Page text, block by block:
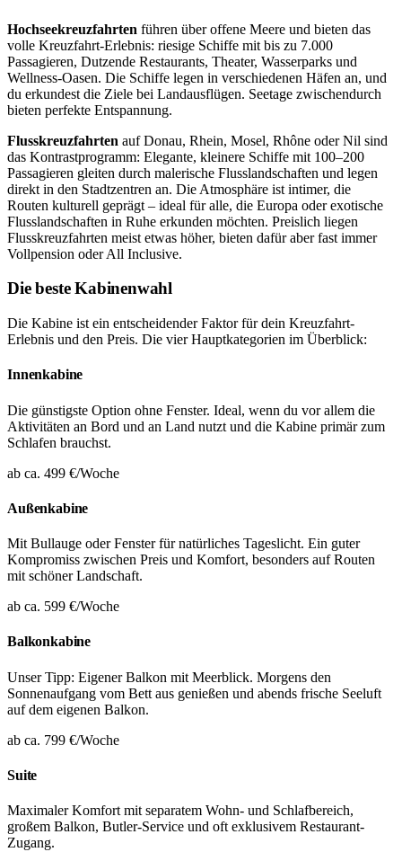
Hochseekreuzfahrten führen über offene Meere und bieten das
volle Kreuzfahrt-Erlebnis: riesige Schiffe mit bis zu 7.000
Passagieren, Dutzende Restaurants, Theater, Wasserparks und
Wellness-Oasen. Die Schiffe legen in verschiedenen Häfen an, und
du erkundest die Ziele bei Landausflügen. Seetage zwischendurch
bieten perfekte Entspannung.
Flusskreuzfahrten auf Donau, Rhein, Mosel, Rhône oder Nil sind
das Kontrastprogramm: Elegante, kleinere Schiffe mit 100–200
Passagieren gleiten durch malerische Flusslandschaften und legen
direkt in den Stadtzentren an. Die Atmosphäre ist intimer, die
Routen kulturell geprägt – ideal für alle, die Europa oder exotische
Flusslandschaften in Ruhe erkunden möchten. Preislich liegen
Flusskreuzfahrten meist etwas höher, bieten dafür aber fast immer
Vollpension oder All Inclusive.
Die beste Kabinenwahl
Die Kabine ist ein entscheidender Faktor für dein Kreuzfahrt-
Erlebnis und den Preis. Die vier Hauptkategorien im Überblick:
Innenkabine
Die günstigste Option ohne Fenster. Ideal, wenn du vor allem die
Aktivitäten an Bord und an Land nutzt und die Kabine primär zum
Schlafen brauchst.
ab ca. 499 €/Woche
Außenkabine
Mit Bullauge oder Fenster für natürliches Tageslicht. Ein guter
Kompromiss zwischen Preis und Komfort, besonders auf Routen
mit schöner Landschaft.
ab ca. 599 €/Woche
Balkonkabine
Unser Tipp: Eigener Balkon mit Meerblick. Morgens den
Sonnenaufgang vom Bett aus genießen und abends frische Seeluft
auf dem eigenen Balkon.
ab ca. 799 €/Woche
Suite
Maximaler Komfort mit separatem Wohn- und Schlafbereich,
großem Balkon, Butler-Service und oft exklusivem Restaurant-
Zugang.